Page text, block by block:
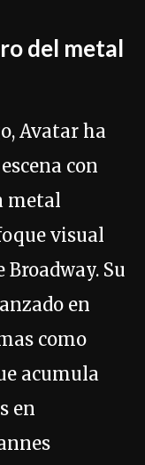
del metal
Avatar ha
con
metal
visual
Su
en
como
acumula
en